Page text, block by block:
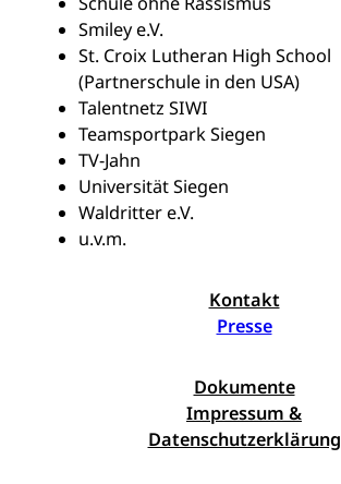
Smiley e.V.
St. Croix Lutheran High School
(Partnerschule in den USA)
Talentnetz SIWI
Teamsportpark Siegen
TV-Jahn
Universität Siegen
Waldritter e.V.
u.v.m.
Kontakt
Presse
Dokumente
Impressum &
Datenschutzerklärung